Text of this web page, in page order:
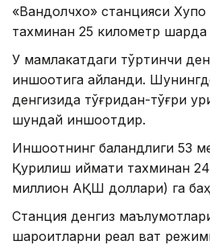
«Вандолчхо» станцияси
тахминан 25 километр
У мамлакатдаги тўртинчи
иншоотига айланди.
денгизида тўғридан-тўғри
шундай иншоотдир.
Иншоотнинг баландлиги 53
Қурилиш қиймати тахминан
миллион АҚШ доллари) га
Станция денгиз
шароитларни реал вақт